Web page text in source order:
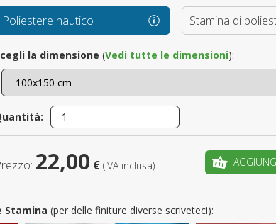
Accedi
È il
Poliestere nautico Stamina di
la dimensione (Vedi tutte le dimensioni):
22,00 € (IVA inclusa)
Stamina (per delle finiture diverse scriveteci):